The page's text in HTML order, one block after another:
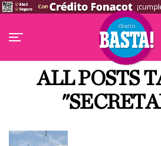
ALL POSTS